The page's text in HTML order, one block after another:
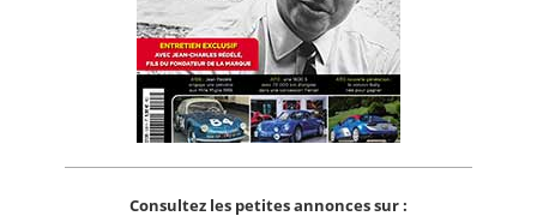
Consultez les petites annonces sur :